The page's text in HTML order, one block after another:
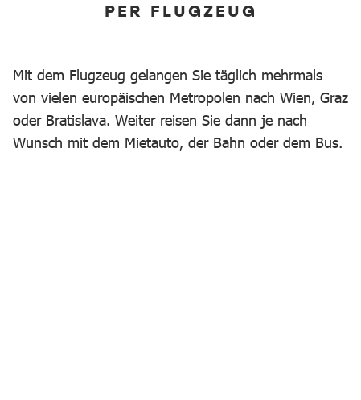
PER FLUGZEUG
Mit dem Flugzeug gelangen Sie täglich mehrmals
von vielen europäischen Metropolen nach Wien, Graz
oder Bratislava. Weiter reisen Sie dann je nach
Wunsch mit dem Mietauto, der Bahn oder dem Bus.